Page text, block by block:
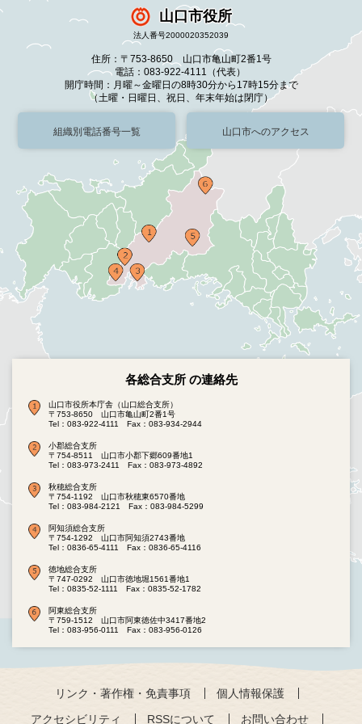
山口市役所
法人番号2000020352039
住所：〒753-8650 山口市亀山町2番1号
電話：083-922-4111（代表）
開庁時間：月曜～金曜日の8時30分から17時15分まで
（土曜・日曜日、祝日、年末年始は閉庁）
組織別電話番号一覧 山口市へのアクセス
各総合支所 の連絡先
山口市役所本庁舎（山口総合支所）
〒753-8650 山口市亀山町2番1号
Tel：083-922-4111
Fax：083-934-2944
小郡総合支所
〒754-8511 山口市小郡下郷609番地1
Tel：083-973-2411
Fax：083-973-4892
秋穂総合支所
〒754-1192 山口市秋穂東6570番地
Tel：083-984-2121
Fax：083-984-5299
阿知須総合支所
〒754-1292 山口市阿知須2743番地
Tel：0836-65-4111
Fax：0836-65-4116
徳地総合支所
〒747-0292 山口市徳地堀1561番地1
Tel：0835-52-1111
Fax：0835-52-1782
阿東総合支所
〒759-1512 山口市阿東徳佐中3417番地2
Tel：083-956-0111
Fax：083-956-0126
リンク・著作権・免責事項
個人情報保護
アクセシビリティ
RSSについて お問い合わせ